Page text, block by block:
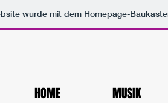
wurde mit dem Homepage-
HOME MUSIK